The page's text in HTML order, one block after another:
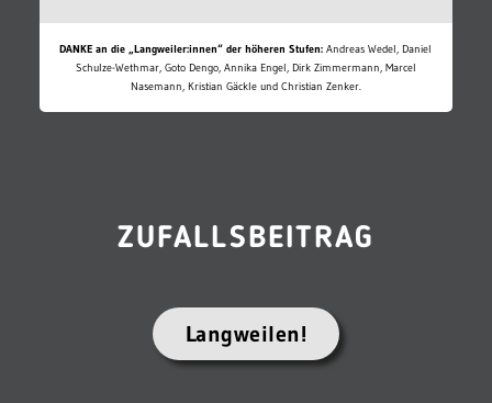
DANKE an die „Langweiler:innen“ der höheren Stufen: Andreas Wedel, Daniel
Schulze-Wethmar, Goto Dengo, Annika Engel, Dirk Zimmermann, Marcel
Nasemann, Kristian Gäckle und Christian Zenker.
ZUFALLSBEITRAG
Langweilen!